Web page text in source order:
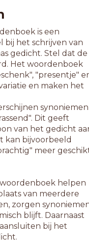
is een
het schrijven van
gedicht. Stel dat de
Het woordenboek
"presentje"
en maken het
synoniemen
Dit geeft
van het gedicht
kan bijvoorbeeld
meer
helpen
van meerdere
zorgen
blijft. Daarnaast
bij het